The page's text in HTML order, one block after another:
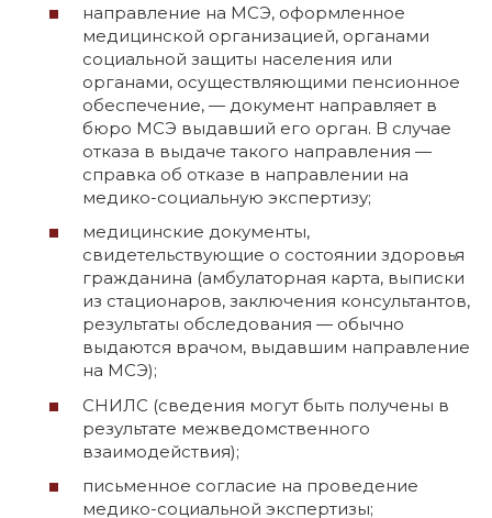
направление на МСЭ, оформленное
медицинской организацией, органами
социальной защиты населения или
органами, осуществляющими пенсионное
обеспечение, — документ направляет в
бюро МСЭ выдавший его орган. В случае
отказа в выдаче такого направления —
справка об отказе в направлении на
медико-социальную экспертизу;
медицинские документы,
свидетельствующие о состоянии здоровья
гражданина (амбулаторная карта, выписки
из стационаров, заключения консультантов,
результаты обследования — обычно
выдаются врачом, выдавшим направление
на МСЭ);
СНИЛС (сведения могут быть получены в
результате межведомственного
взаимодействия);
письменное согласие на проведение
медико-социальной экспертизы;